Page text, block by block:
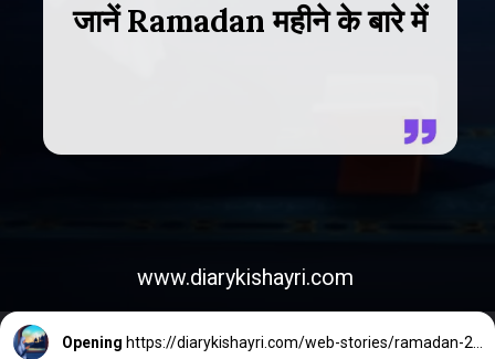
जानें Ramadan महीने के बारे में
www.diarykishayri.com
Opening https://diarykishayri.com/web-stories/ramadan-2023-and-fasting-in-ramdan/